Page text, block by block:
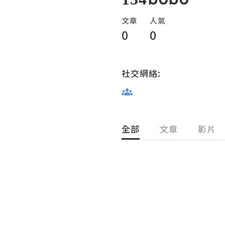
文章
0
人氣
0
社交網絡:
全部 文章 影片